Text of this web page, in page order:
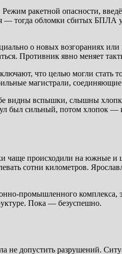
ракетной опасности,
— тогда обломки сбитых
о новых возгораниях
Противник явно меняет
что целью могли
магистрали, соединяющие
видны вспышки, слышны
был сильный, потом
чаще происходили на южные
сотни километров.
промышленного
Пока — безуспешно.
не допустить разрушений.